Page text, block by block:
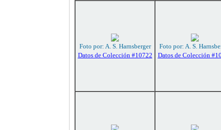
Foto por: A. S. Harnsberger
Datos de Colección #10722
Foto por: A. S.
Datos de Colección